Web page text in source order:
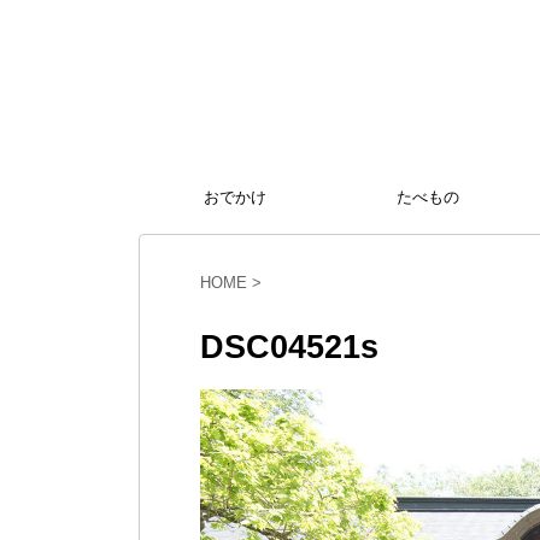
おでかけ たべもの
HOME >
DSC04521s